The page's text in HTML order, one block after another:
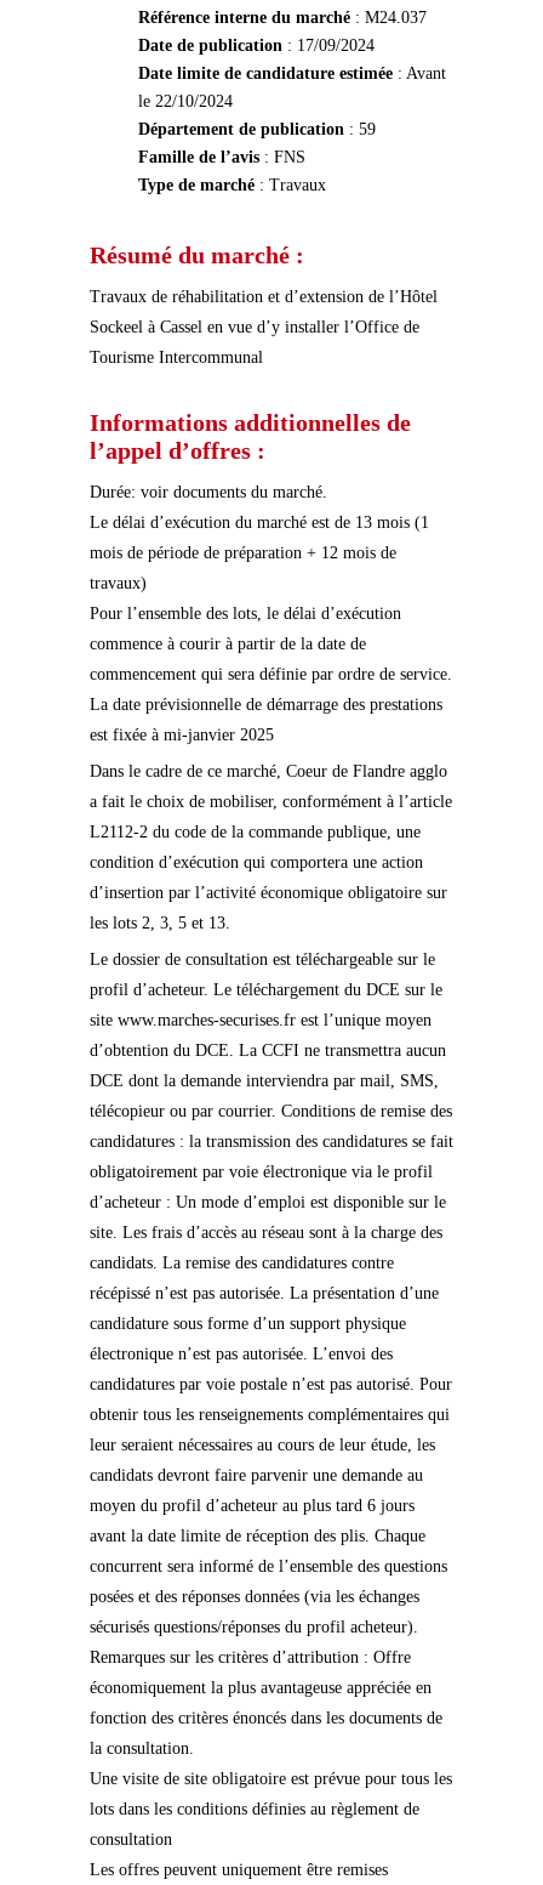
Référence interne du marché : M24.037
Date de publication : 17/09/2024
Date limite de candidature estimée : Avant
le 22/10/2024
Département de publication : 59
Famille de l’avis : FNS
Type de marché : Travaux
Résumé du marché :
Travaux de réhabilitation et d’extension de l’Hôtel
Sockeel à Cassel en vue d’y installer l’Office de
Tourisme Intercommunal
Informations additionnelles de
l’appel d’offres :
Durée: voir documents du marché.
Le délai d’exécution du marché est de 13 mois (1
mois de période de préparation + 12 mois de
travaux)
Pour l’ensemble des lots, le délai d’exécution
commence à courir à partir de la date de
commencement qui sera définie par ordre de service.
La date prévisionnelle de démarrage des prestations
est fixée à mi-janvier 2025
Dans le cadre de ce marché, Coeur de Flandre agglo
a fait le choix de mobiliser, conformément à l’article
L2112-2 du code de la commande publique, une
condition d’exécution qui comportera une action
d’insertion par l’activité économique obligatoire sur
les lots 2, 3, 5 et 13.
Le dossier de consultation est téléchargeable sur le
profil d’acheteur. Le téléchargement du DCE sur le
site www.marches-securises.fr est l’unique moyen
d’obtention du DCE. La CCFI ne transmettra aucun
DCE dont la demande interviendra par mail, SMS,
télécopieur ou par courrier. Conditions de remise des
candidatures : la transmission des candidatures se fait
obligatoirement par voie électronique via le profil
d’acheteur : Un mode d’emploi est disponible sur le
site. Les frais d’accès au réseau sont à la charge des
candidats. La remise des candidatures contre
récépissé n’est pas autorisée. La présentation d’une
candidature sous forme d’un support physique
électronique n’est pas autorisée. L’envoi des
candidatures par voie postale n’est pas autorisé. Pour
obtenir tous les renseignements complémentaires qui
leur seraient nécessaires au cours de leur étude, les
candidats devront faire parvenir une demande au
moyen du profil d’acheteur au plus tard 6 jours
avant la date limite de réception des plis. Chaque
concurrent sera informé de l’ensemble des questions
posées et des réponses données (via les échanges
sécurisés questions/réponses du profil acheteur).
Remarques sur les critères d’attribution : Offre
économiquement la plus avantageuse appréciée en
fonction des critères énoncés dans les documents de
la consultation.
Une visite de site obligatoire est prévue pour tous les
lots dans les conditions définies au règlement de
consultation
Les offres peuvent uniquement être remises